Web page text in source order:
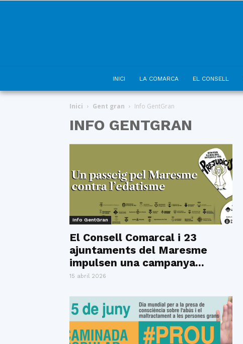
INICI LA COMARCA EL CONSELL
Inici Gent gran Info GentGran
INFO GENTGRAN
Info GentGran
El Consell Comarcal i 23
ajuntaments del Maresme
impulsen una campanya...
15 abril 2026